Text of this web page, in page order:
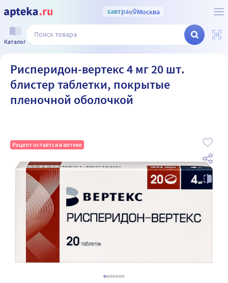
завтрав Москва
Каталог
Рисперидон-вертекс 4 мг 20 шт.
блистер таблетки, покрытые
пленочной оболочкой
Рецепт остаётся в аптеке